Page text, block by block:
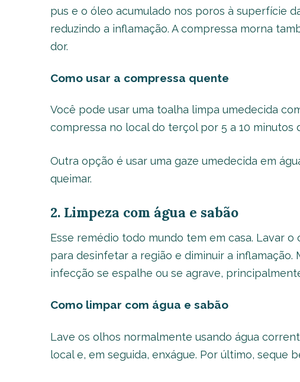
pus e o óleo acumulado nos poros à superfície
reduzindo a inflamação. A compressa morna
dor.
Como usar a compressa quente
Você pode usar uma toalha limpa umedecida
compressa no local do terçol por 5 a 10 minutos
Outra opção é usar uma gaze umedecida em
queimar.
2. Limpeza com água e sabão
Esse remédio todo mundo tem em casa. Lavar
para desinfetar a região e diminuir a
infecção se espalhe ou se agrave,
Como limpar com água e sabão
Lave os olhos normalmente usando água
local e, em seguida, enxágue. Por último, seque